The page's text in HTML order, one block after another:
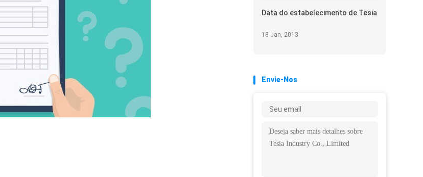
Data do estabelecimento de Tesia
18 Jan, 2013
Envie-Nos